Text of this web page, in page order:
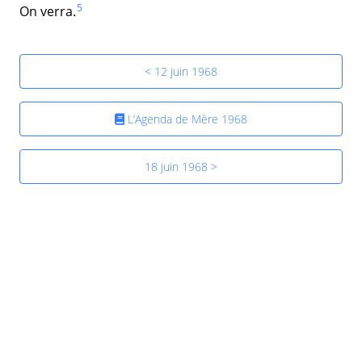
On verra.5
< 12 juin 1968
L’Agenda de Mère 1968
18 juin 1968 >